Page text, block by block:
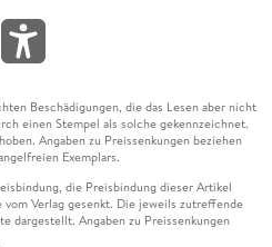
Beschädigungen, die das Lesen aber nicht
einen Stempel als solche gekennzeichnet.
Angaben zu Preissenkungen beziehen
Exemplars.
die Preisbindung dieser Artikel
Verlag gesenkt. Die jeweils zutreffende
dargestellt. Angaben zu Preissenkungen